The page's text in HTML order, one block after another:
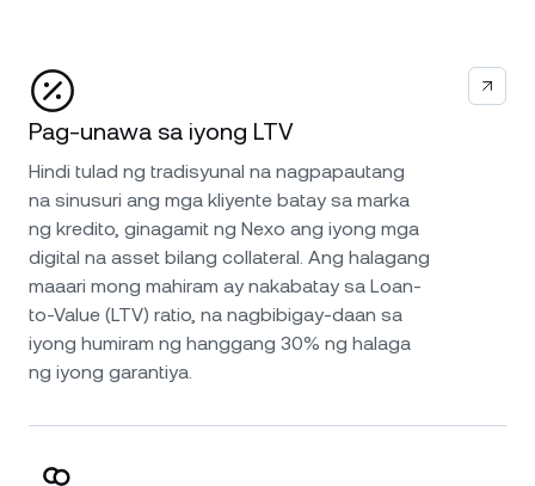
Pag-unawa sa iyong LTV
Hindi tulad ng tradisyunal na nagpapautang
na sinusuri ang mga kliyente batay sa marka
ng kredito, ginagamit ng Nexo ang iyong mga
digital na asset bilang collateral. Ang halagang
maaari mong mahiram ay nakabatay sa Loan-
to-Value (LTV) ratio, na nagbibigay-daan sa
iyong humiram ng hanggang 30% ng halaga
ng iyong garantiya.